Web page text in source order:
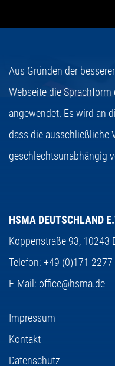
Aus Gründen der
Webseite die
angewendet. Es wird an
dass die ausschließliche
geschlechtsunabhängig
HSMA DEUTSCHLAND
Koppenstraße 93, 10243
Telefon: +49 (0)171 2277
E-Mail: office@hsma.de
Impressum
Kontakt
Datenschutz